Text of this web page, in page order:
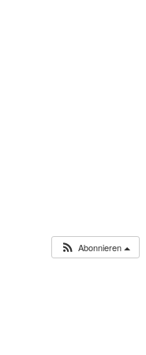
Abonnieren